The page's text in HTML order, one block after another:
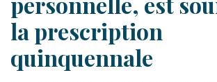
la prescription
quinquennale